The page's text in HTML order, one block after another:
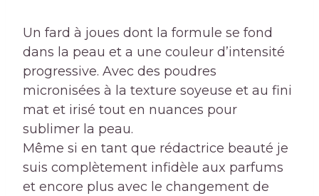
Un fard à joues dont la formule se fond
dans la peau et a une couleur d’intensité
progressive. Avec des poudres
micronisées à la texture soyeuse et au fini
mat et irisé tout en nuances pour
sublimer la peau.
Même si en tant que rédactrice beauté je
suis complètement infidèle aux parfums
et encore plus avec le changement de